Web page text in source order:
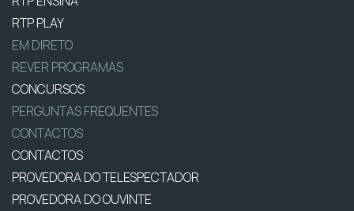
RTP PLAY
EM DIRETO
REVER PROGRAMAS
CONCURSOS
PERGUNTAS FREQUENTES
CONTACTOS
CONTACTOS
PROVEDORA DO TELESPECTADOR
PROVEDORA DO OUVINTE